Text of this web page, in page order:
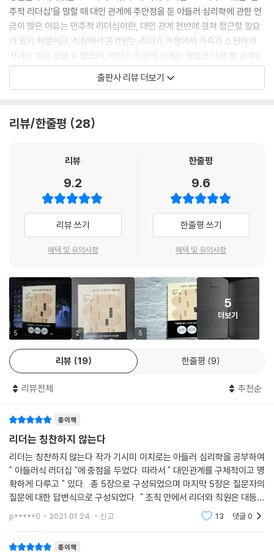
주적 리더십’을 말할 때 대인 관계에 주안점을 둔 아들러 심리학에 관한 언
급이 많은 이유는 민주적 리더십이란, 대인 관계 전반에 걸쳐 접근할 필요
가 있기 때문이다. 직장에서 존경받는 리더가 가정에서 가족과 소원하게
지내는 일은 있을 수 없으며, 리더와 직원의 관계는 직함만 다를 뿐 관계는
대등하다는 점이 민주적인 아들러식 리더십의 핵심이다. 이 책에서 소개하
고 있는 28가지 아들러식 리더십은 기존의 리더십을 부정하는 이론이 대
기, 변화할 용기를 가져야 직원에게 존경받을 수 있음을 이야기 한다.
한편, 리더에게는 미움받을 용기가 필요 없다고 말한다. ‘미움받을 용기’는
더가 내세울 것은 아니기 때문이다. ‘리더는 미움받을 용기’가 필요하다며
배짱을 부리는 리더는 주변 사람들을 난처하게 할 뿐이다. 올바르게 기능
하고 있는 조직에는 배짱이 아니라 리더의 유연함과 직원과의 의사소통,
협력, 존중이 필요하다. 혼란한 시대에 어떤 리더십으로 조직을 운영하고
싶은가. 그 해답이 여기에 있다.
출판사 리뷰 더보기
리뷰/한줄평 28
리뷰
9.2
리뷰 쓰기
혜택 및 유의사항
한줄평
9.6
한줄평 쓰기
혜택 및 유의사항
5 2 5
5
더보기
리뷰 19 한줄평 9
리뷰전체 추천순
종이책
리더는 칭찬하지 않는다
리더는 칭찬하지 않는다 작가 기시미 이치로는 아들러 심리학을 공부하여
" 아들러식 러더십 "에 중점을 두었다. 따라서 " 대인관계를 구체적이고 명
확하게 다루고 " 있다. 총 5장으로 구성되었으며 마지막 5장은 질문자의
질문에 대한 답변식으로 구성되었다. " 조직 안에서 리더와 직원은 대등한
관계이며, 리더는 힘으로 직원을 이끄는 것이 아닌 대화를 통해 협력 관계
를 구축해
p*****0 2021.01.24. 신고 13 댓글0
종이책